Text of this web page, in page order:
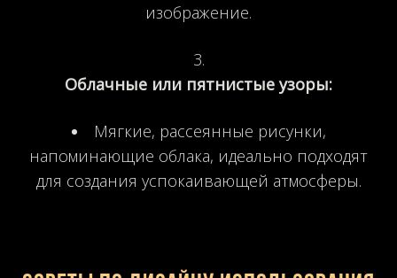
изображение.
Облачные или пятнистые узоры:
Мягкие, рассеянные рисунки,
напоминающие облака, идеально подходят
для создания успокаивающей атмосферы.